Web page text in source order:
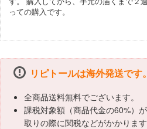
っての購入です。
リピトールは海外発送です。
全商品送料無料でございます。
課税対象額（商品代金の60%）
取りの際に関税などがかかります